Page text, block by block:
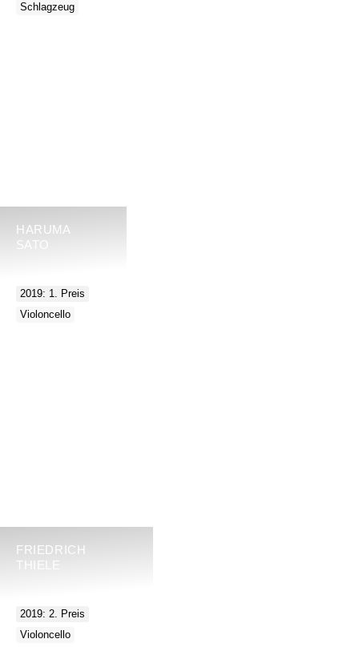
Schlagzeug
HARUMA
SATO
2019: 1. Preis
Violoncello
FRIEDRICH
THIELE
2019: 2. Preis
Violoncello